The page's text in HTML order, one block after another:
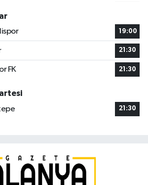
19:00
21:30
FK 21:30
21:30